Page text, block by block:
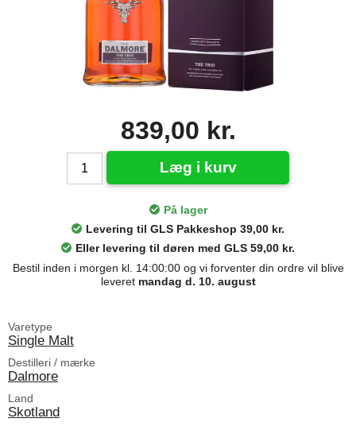
839,00 kr.
Læg i kurv
På lager
Levering til GLS Pakkeshop 39,00 kr.
Eller levering til døren med GLS 59,00 kr.
Bestil inden i morgen kl. 14:00:00 og vi forventer din ordre vil blive
leveret mandag d. 10. august
Varetype
Single Malt
Destilleri / mærke
Dalmore
Land
Skotland